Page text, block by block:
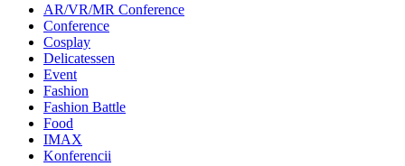
AR/VR/MR Conference
Conference
Cosplay
Delicatessen
Event
Fashion
Fashion Battle
Food
IMAX
Konferencii